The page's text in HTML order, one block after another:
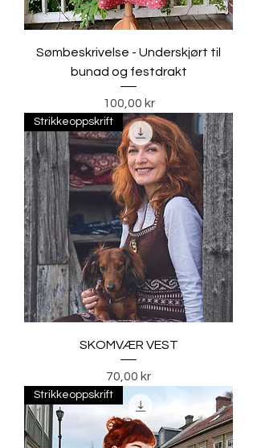
Sømbeskrivelse - Underskjørt til
bunad og festdrakt
Pris
100,00 kr
Strikkeoppskrift
SKOMVÆR VEST
Pris
70,00 kr
Strikkeoppskrift